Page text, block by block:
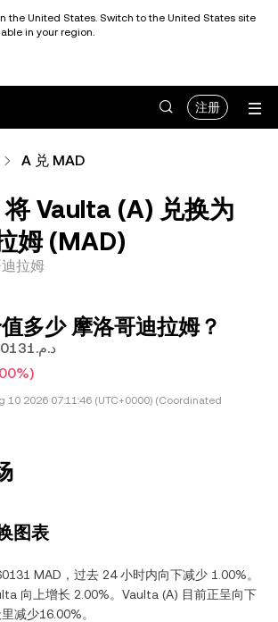
the United States. Switch to the United States site
in your region.
注册
A 兑 MAD
Vaulta (A) 兑换为
姆 (MAD)
拉姆
多少 摩洛哥迪拉姆？
1 A 目前价值 د.م.0.60131
10 2026 07:11:46 (UTC+0000) (Coordinated
图表
MAD，过去 24 小时内向下减少 1.00%。
向上增长 2.00%。Vaulta (A) 目前正呈向下
减少16.00%。